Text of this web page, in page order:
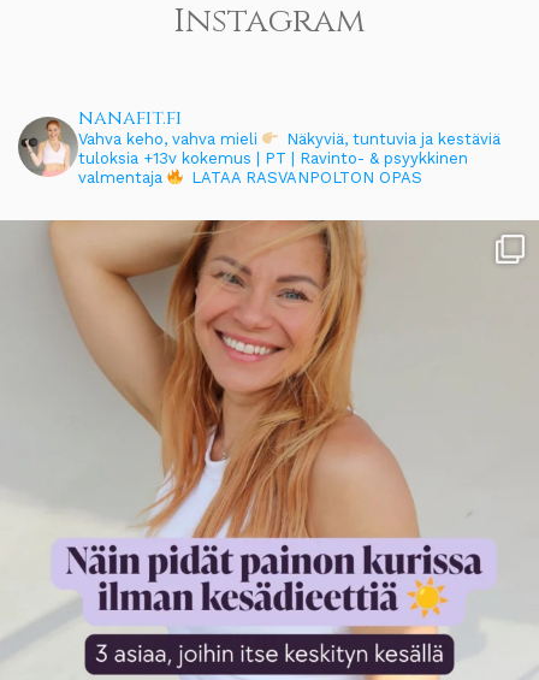
Instagram
nanafit.fi
Vahva keho, vahva mieli
Näkyviä, tuntuvia ja kestäviä
tuloksia +13v kokemus | PT | Ravinto- & psyykkinen
valmentaja
LATAA RASVANPOLTON OPAS